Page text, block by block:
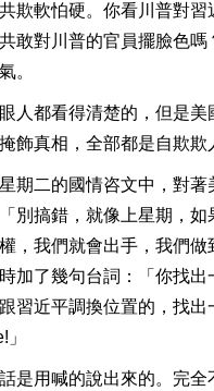
欺軟怕硬。你看川普對習
敢對川普的官員擺臉色嗎
。
人都看得清楚的，但是美
飾真相，全部都是自欺欺
期二的國情咨文中，對著
別搞錯，就像上星期，如
，我們就會出手，我們做
加了幾句台詞：「你找出
習近平調換位置的，找出
是用喊的說出來的。完全